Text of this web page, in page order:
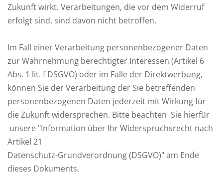
Zukunft wirkt. Verarbeitungen, die vor dem Widerruf
erfolgt sind, sind davon nicht betroffen.
Im Fall einer Verarbeitung personenbezogener Daten
zur Wahrnehmung berechtigter Interessen (Artikel 6
Abs. 1 lit. f DSGVO) oder im Falle der Direktwerbung,
können Sie der Verarbeitung der Sie betreffenden
personenbezogenen Daten jederzeit mit Wirkung für
die Zukunft widersprechen. Bitte beachten Sie hierfür
unsere "Information über Ihr Widerspruchsrecht nach
Artikel 21
Datenschutz-Grundverordnung (DSGVO)" am Ende
dieses Dokuments.